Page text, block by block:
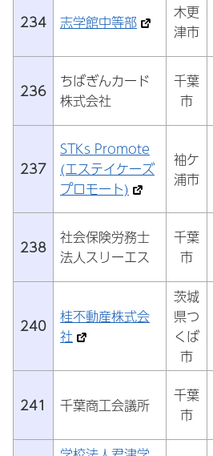
234 志学館中等部
木更
津市
236
ちばぎんカード
株式会社
千葉
市
237
STKs Promote
(エステイケーズ
プロモート)
袖ケ
浦市
238
社会保険労務士
法人スリーエス
千葉
市
240
桂不動産株式会
社
茨城
県つ
くば
市
241 千葉商工会議所
千葉
市